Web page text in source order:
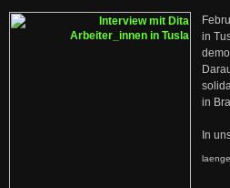
in
in
In